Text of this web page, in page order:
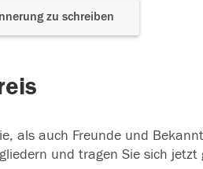
zu schreiben
als auch Freunde und
und tragen Sie sich jetzt